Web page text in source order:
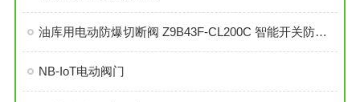
油库用电动防爆切断阀 Z9B43F-CL200C 智能开关防爆型电动带导流孔平板闸阀
NB-IoT电动阀门